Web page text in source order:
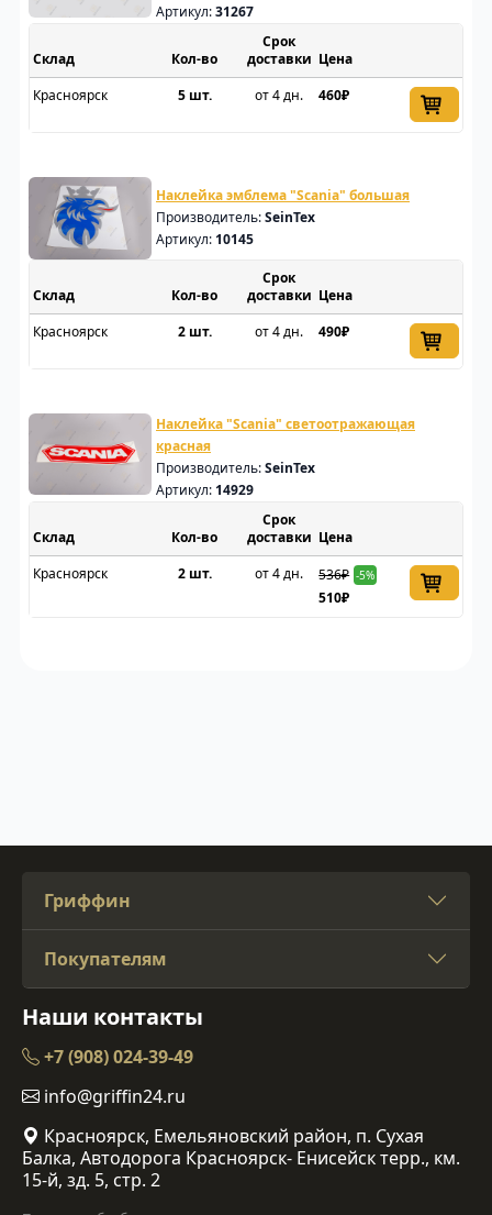
Артикул:31267
Склад
Срок
доставки Цена
Красноярск
5 шт. от 4 дн. 460₽
Наклейка эмблема "Scania" большая
Производитель:SeinTex
Артикул: 10145
Склад
Срок
доставки Цена
Красноярск
2 шт. от 4 дн. 490₽
Наклейка "Scania" светоотражающая
красная
Производитель:SeinTex
Артикул: 14929
Склад
Срок
доставки Цена
Красноярск
2 шт. от 4 дн. 536₽ -5%
510₽
Гриффин
Покупателям
Наши контакты
+7 (908) 024-39-49
info@griffin24.ru
Красноярск, Емельяновский район, п. Сухая
Балка, Автодорога Красноярск- Енисейск терр., км.
15-й, зд. 5, стр. 2